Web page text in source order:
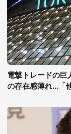
電撃トレードの巨
の存在感薄れ...「